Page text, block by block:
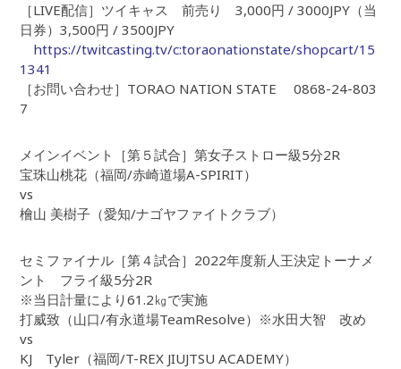
［LIVE配信］ツイキャス 前売り 3,000円 / 3000JPY（当
日券）3,500円 / 3500JPY
https://twitcasting.tv/c:toraonationstate/shopcart/15
1341
［お問い合わせ］TORAO NATION STATE 0868-24-803
7
メインイベント［第５試合］第女子ストロー級5分2R
宝珠山桃花（福岡/赤崎道場A-SPIRIT）
vs
檜山 美樹子（愛知/ナゴヤファイトクラブ）
セミファイナル［第４試合］2022年度新人王決定トーナメ
ント フライ級5分2R
※当日計量により61.2㎏で実施
打威致（山口/有永道場TeamResolve）※水田大智 改め
vs
KJ Tyler（福岡/T-REX JIUJTSU ACADEMY）